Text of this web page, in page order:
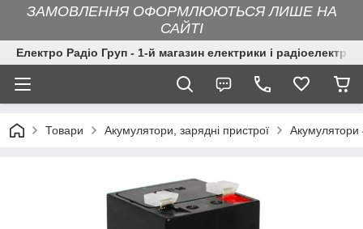
ЗАМОВЛЕННЯ ОФОРМЛЮЮТЬСЯ ЛИШЕ НА
САЙТІ
Електро Радіо Груп - 1-й магазин електрики і
Товари Акумулятори, зарядні пристрої Акумулятори